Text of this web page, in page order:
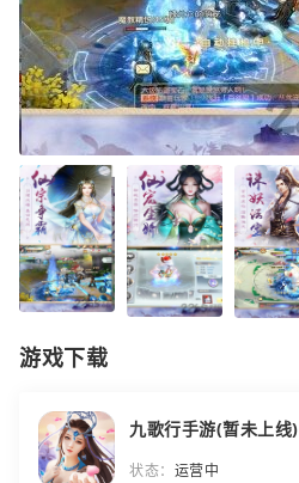
游戏下载
九歌行手游(暂未上线)
状态： 运营中